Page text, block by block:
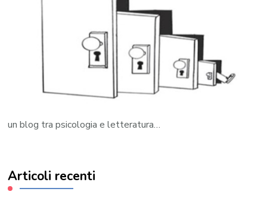
un blog tra psicologia e letteratura…
Articoli recenti